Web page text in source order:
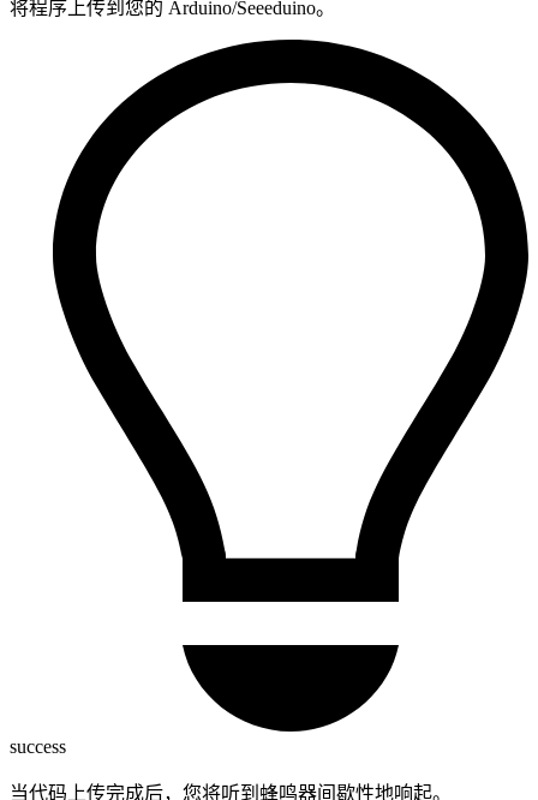
将程序上传到您的 Arduino/Seeeduino。
success
当代码上传完成后，您将听到蜂鸣器间歇性地响起。